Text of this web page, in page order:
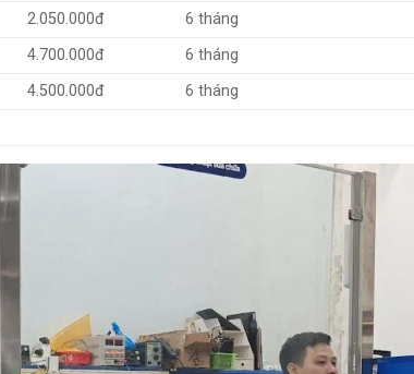
2.050.000đ
6 tháng
4.700.000đ
6 tháng
4.500.000đ
6 tháng